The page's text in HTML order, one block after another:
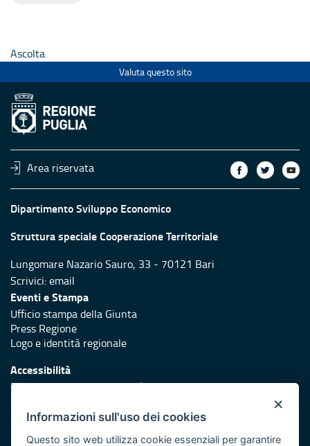
Ascolta
Valuta questo sito
Area riservata
Dipartimento Sviluppo Economico
Struttura speciale Cooperazione Territoriale
Lungomare Nazario Sauro, 33 - 70121 Bari
Scrivici:email
Eventi e Stampa
Ufficio stampa della Giunta
Press Regione
Logo e identità regionale
Accessibilità
Dichiarazione di accessibilità
Redazione
×
Informazioni sull'uso dei cookies
Questo sito web utilizza cookie essenziali per garantire